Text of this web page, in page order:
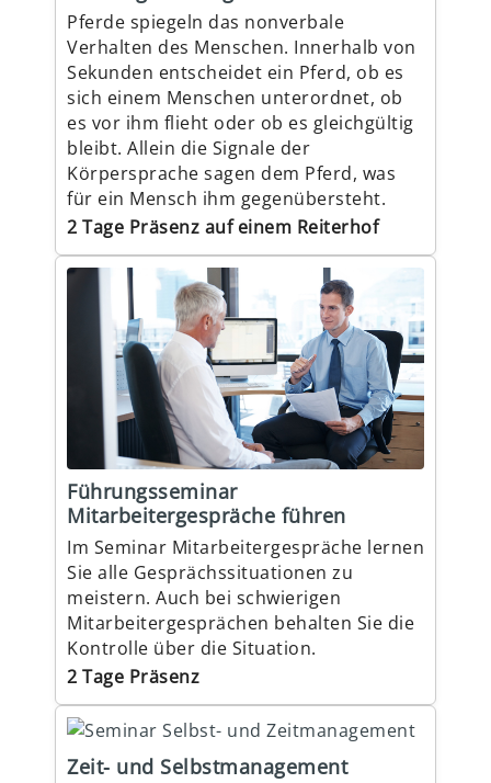
Pferde spiegeln das nonverbale
Verhalten des Menschen. Innerhalb von
Sekunden entscheidet ein Pferd, ob es
sich einem Menschen unterordnet, ob
es vor ihm flieht oder ob es gleichgültig
bleibt. Allein die Signale der
Körpersprache sagen dem Pferd, was
für ein Mensch ihm gegenübersteht.
2 Tage Präsenz auf einem Reiterhof
Führungsseminar
Mitarbeitergespräche führen
Im Seminar Mitarbeitergespräche lernen
Sie alle Gesprächssituationen zu
meistern. Auch bei schwierigen
Mitarbeitergesprächen behalten Sie die
Kontrolle über die Situation.
2 Tage Präsenz
Zeit- und Selbstmanagement